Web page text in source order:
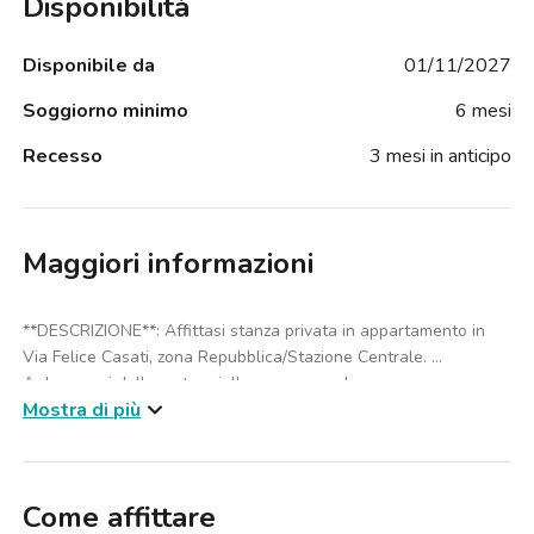
Disponibilità
Disponibile da
01/11/2027
Soggiorno minimo
6 mesi
Recesso
3 mesi in anticipo
Maggiori informazioni
**DESCRIZIONE**: Affittasi stanza privata in appartamento in
Via Felice Casati, zona Repubblica/Stazione Centrale.
A due passi dalla metro gialla,rossa e verde.
La stanza è dotata di letto, scrivania, armadio e cassettiera.
di zona soggiorno comune e cucina attrezzata. Sono presenti 4
Mostra di più
Come affittare